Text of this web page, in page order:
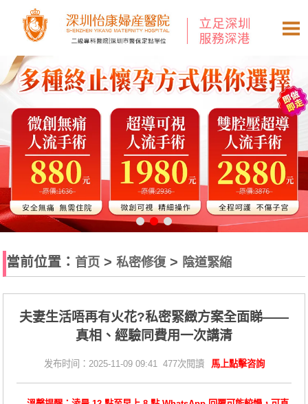
當前位置： 首页 >私密修復 > 陰道緊縮
夫妻生活唔再有火花?私密緊緻方案全面睇——
真相、經驗同費用一次講清
发布时间：2025-11-09 09:41 477次閱讀 馬上點擊咨詢